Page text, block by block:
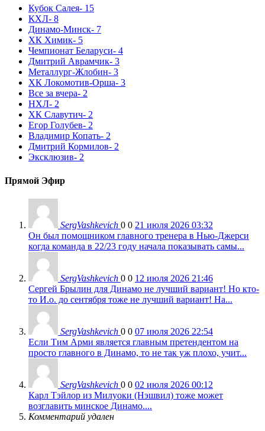
Кубок Салея- 15
КХЛ- 8
Динамо-Минск- 7
ХК Химик- 5
Чемпионат Беларуси- 4
Дмитрий Аврамчик- 3
Металлург-Жлобин- 3
ХК Локомотив-Орша- 3
Все за вчера- 2
НХЛ- 2
ХК Славутич- 2
Егор Голубев- 2
Владимир Копать- 2
Дмитрий Кормилов- 2
Эксклюзив- 2
Прямой Эфир
SergVashkevich 0 0 21 июля 2026 03:32
Он был помощником главного тренера в Нью-Джерси
когда команда в 22/23 году начала показывать самы...
SergVashkevich 0 0 12 июля 2026 21:46
Сергей Брылин для Динамо не лучший вариант! Но кто-
то И.о. до сентября тоже не лучший вариант! На...
SergVashkevich 0 0 07 июля 2026 22:54
Если Тим Арми является главным претендентом на
просто главного в Динамо, то не так уж плохо, учит...
SergVashkevich 0 0 02 июля 2026 00:12
Карл Тэйлор из Милуоки (Нэшвил) тоже может
возглавить минское Динамо....
Комментарий удален